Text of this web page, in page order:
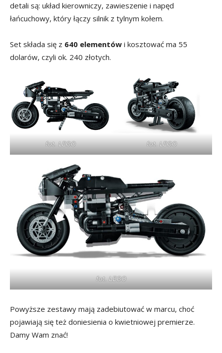
detali są: układ kierowniczy, zawieszenie i napęd
łańcuchowy, który łączy silnik z tylnym kołem.
Set składa się z 640 elementów i kosztować ma 55
dolarów, czyli ok. 240 złotych.
fot. LEGO fot. LEGO
fot. LEGO
Powyższe zestawy mają zadebiutować w marcu, choć
pojawiają się też doniesienia o kwietniowej premierze.
Damy Wam znać!